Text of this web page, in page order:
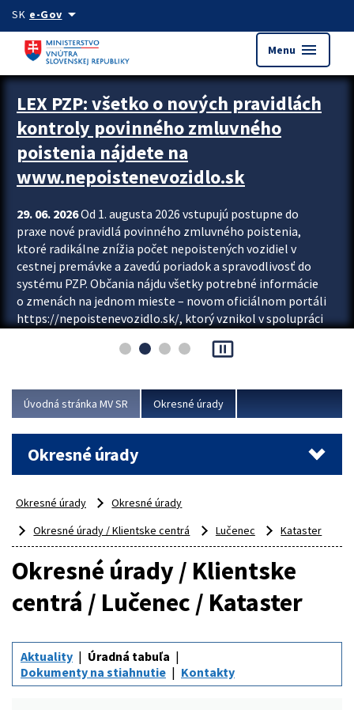
Preskocit na hlavný obsah
SK e-Govarrow_drop_down
Menu menu
Zastavit automatický posun upútavok
LEX PZP: všetko o nových pravidlách
kontroly povinného zmluvného
poistenia nájdete na
www.nepoistenevozidlo.sk
29. 06. 2026Od 1. augusta 2026 vstupujú postupne do
praxe nové pravidlá povinného zmluvného poistenia,
ktoré radikálne znížia počet nepoistených vozidiel v
cestnej premávke a zavedú poriadok a spravodlivosť do
systému PZP. Občania nájdu všetky potrebné informácie
o zmenách na jednom mieste – novom oficiálnom portáli
https://nepoistenevozidlo.sk/, ktorý vznikol v spolupráci
asociácie poisťovní (SLASPO) a Ministerstva vnútra SR.
Viac
pause_presentation
Úvodná stránka MV SR Okresné úrady
Okresné úrady
Okresné úrady
Okresné úrady
Okresné úrady / Klientske centrá
Lučenec Kataster
Okresné úrady / Klientske
centrá / Lučenec / Kataster
Aktuality
Úradná tabuľa
Dokumenty na stiahnutie
Kontakty